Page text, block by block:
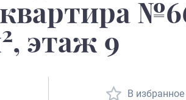
2, этаж 9
В избранное